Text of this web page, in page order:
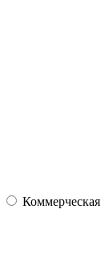
Коммерческая